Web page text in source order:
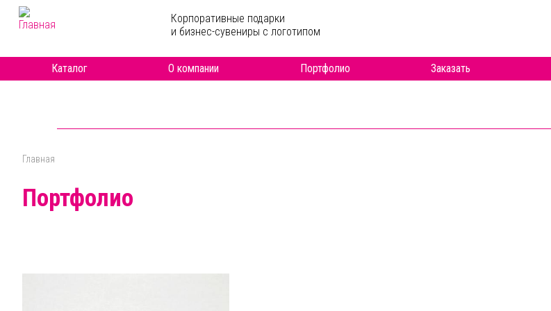
Перейти к основному содержанию
Корпоративные подарки
и бизнес-сувениры с логотипом
Каталог О компании Портфолио Заказать
Главная
Портфолио